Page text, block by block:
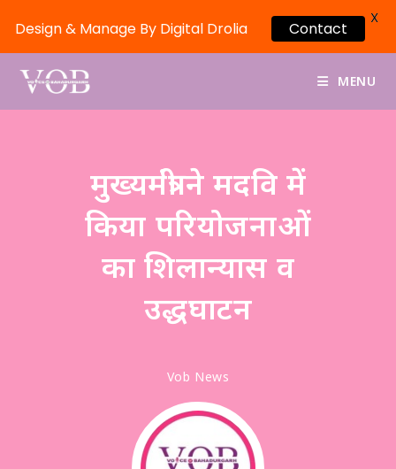
MENU
मुख्यमंत्री ने मदवि में
किया परियोजनाओं
का शिलान्यास व
उद्धघाटन
Vob News
Design & Manage By Digital Drolia Contact
X